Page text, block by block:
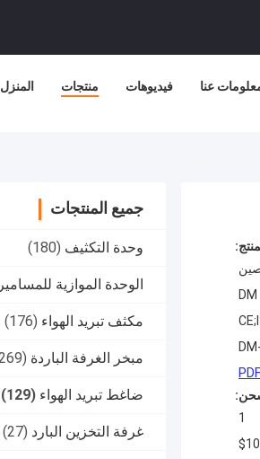
المنزل منتجات فيديوهات عنا
جميع المنتجات
وحدة التكثيف (180)
الوحدة الموازية للمسامير
مكثف تبريد الهواء (176)
مبخر الغرفة الباردة (269)
ضاغط تبريد الهواء (129)
غرفة التخزين البارد (27)
DM
1